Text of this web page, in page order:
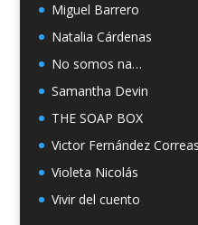
Miguel Barrero
Natalia Cárdenas
No somos na…
Samantha Devin
THE SOAP BOX
Victor Fernández Correas
Violeta Nicolás
Vivir del cuento